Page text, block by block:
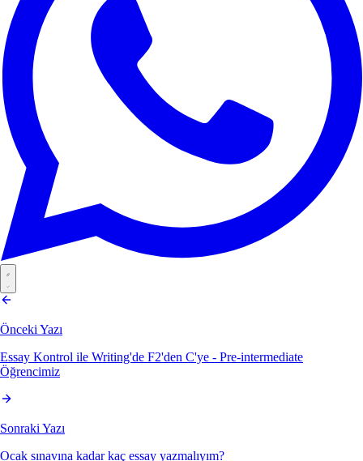
Önceki Yazı
Essay Kontrol ile Writing'de F2'den C'ye - Pre-intermediate
Öğrencimiz
Sonraki Yazı
Ocak sınavına kadar kaç essay yazmalıyım?